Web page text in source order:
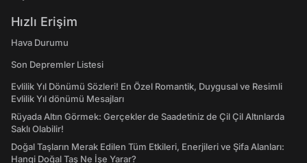
Hızlı Erişim
Hava Durumu
Son Depremler Listesi
Evlilik Yıl Dönümü Sözleri! En Özel Romantik, Duygusal ve Resimli
Evlilik Yıl dönümü Mesajları
Rüyada Altın Görmek: Gerçekler de Saadetiniz de Çil Çil Altınlarda
Saklı Olabilir!
Doğal Taşların Merak Edilen Tüm Etkileri, Enerjileri ve Şifa Alanları:
Hangi Doğal Taş Ne İşe Yarar?